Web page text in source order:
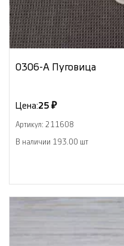
0306-А Пуговица
Цена:25 ₽
Артикул: 211608
В наличии 193.00 шт